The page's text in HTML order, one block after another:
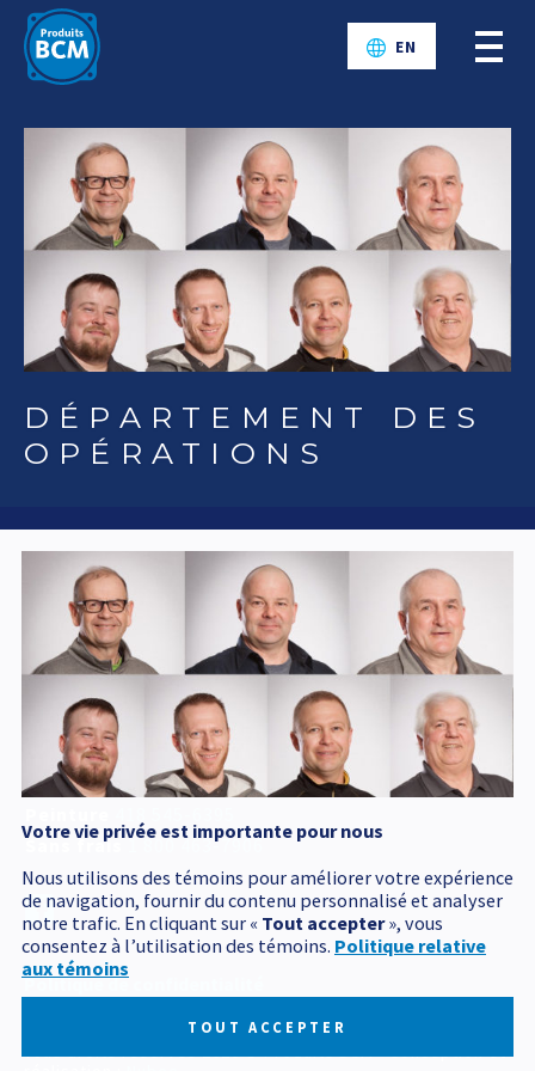
EN
DÉPARTEMENT DES
OPÉRATIONS
Service d'urgence
accessible 24 h /24
418 545-1698
Adresse postale
340, Émile Couture
Chicoutimi
Québec) G7H 8B6
T 418 545-1698
Sans frais 1 800 463-7906
Politique de confidentialité
Mes préférences cookies
Tous droits réservés 2026 © Produits BCM Conception et
Votre vie privée est importante pour nous
Nous utilisons des témoins pour améliorer votre expérience
de navigation, fournir du contenu personnalisé et analyser
notre trafic. En cliquant sur « Tout accepter», vous
consentez à l’utilisation des témoins. Politique relative
aux témoins
TOUT ACCEPTER